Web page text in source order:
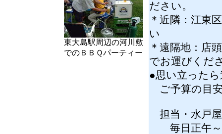
ださい。
＊近隣：江東
い
＊遠隔地：店
でお運びくだ
●思い立った
ご予算の目
担当・水戸
毎日正午～
東大島駅周辺の河川敷
でのＢＢＱパーティー